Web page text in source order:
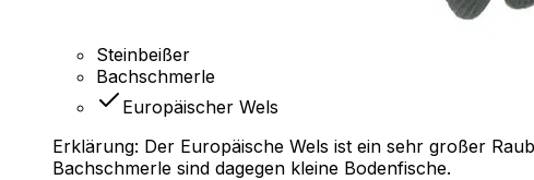
Steinbeißer
Bachschmerle
Europäischer Wels
Erklärung: Der Europäische Wels ist ein sehr großer
Bachschmerle sind dagegen kleine Bodenfische.